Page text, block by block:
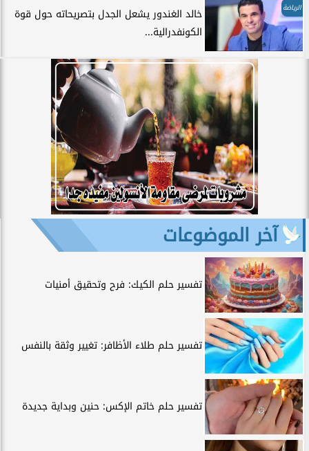
الرياضة
خالد الغندور يشعل الجدل بتصريحاته حول قوة
الكونفدرالية...
آخر الموضوعات
تفسير حلم الكيك: فرح وتحقيق أمنيات
تفسير حلم طلاء الأظافر: تغيير وثقة بالنفس
تفسير حلم خاتم الإكس: حنين وبداية جديدة